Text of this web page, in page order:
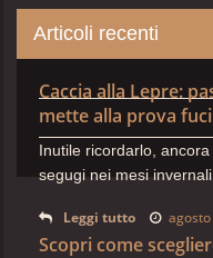
Articoli recenti
Caccia alla Lepre:
mette alla prova
Inutile ricordarlo,
segugi nei mesi
Leggi tutto
Scopri come